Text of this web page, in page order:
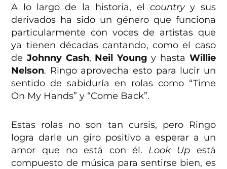
A lo largo de la historia, el countryy sus
derivados ha sido un género que funciona
particularmente con voces de artistas que
ya tienen décadas cantando, como el caso
deJohnny Cash, Neil Youngy hasta Willie
Nelson. Ringo aprovecha esto para lucir un
sentido de sabiduría en rolas como “Time
On My Hands” y “Come Back”.
Estas rolas no son tan cursis, pero Ringo
logra darle un giro positivo a esperar a un
amor que no está con él. Look Up está
compuesto de música para sentirse bien, es